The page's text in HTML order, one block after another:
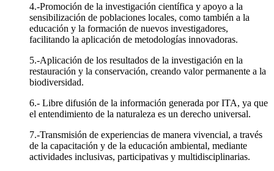
4.-Promoción de la investigación científica y apoyo a la
sensibilización de poblaciones locales, como también a la
educación y la formación de nuevos investigadores,
facilitando la aplicación de metodologías innovadoras.
5.-Aplicación de los resultados de la investigación en la
restauración y la conservación, creando valor permanente a la
biodiversidad.
6.- Libre difusión de la información generada por ITA, ya que
el entendimiento de la naturaleza es un derecho universal.
7.-Transmisión de experiencias de manera vivencial, a través
de la capacitación y de la educación ambiental, mediante
actividades inclusivas, participativas y multidisciplinarias.